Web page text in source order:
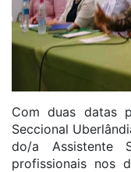
Com duas datas
Seccional
do/a Assistente
profissionais nos